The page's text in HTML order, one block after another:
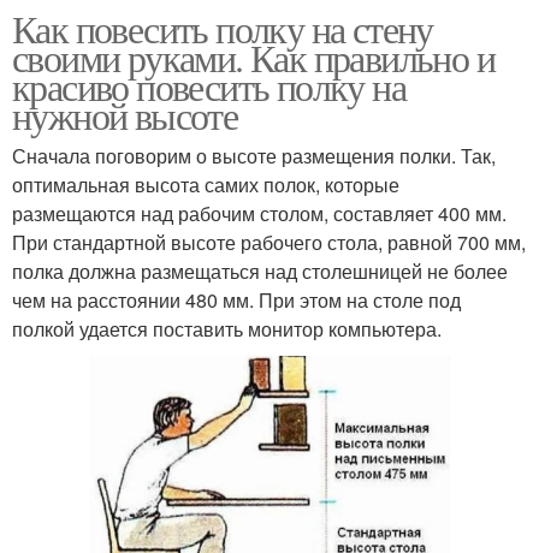
Как повесить полку на стену
своими руками. Как правильно и
красиво повесить полку на
нужной высоте
Сначала поговорим о высоте размещения полки. Так,
оптимальная высота самих полок, которые
размещаются над рабочим столом, составляет 400 мм.
При стандартной высоте рабочего стола, равной 700 мм,
полка должна размещаться над столешницей не более
чем на расстоянии 480 мм. При этом на столе под
полкой удается поставить монитор компьютера.